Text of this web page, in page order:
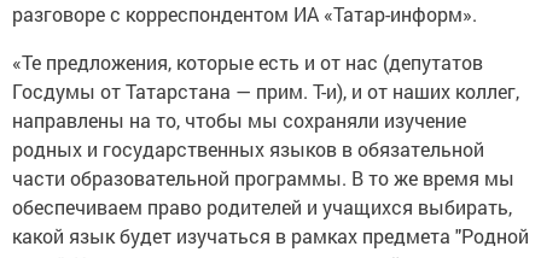
разговоре с корреспондентом ИА «Татар-информ».
«Те предложения, которые есть и от нас (депутатов
Госдумы от Татарстана — прим. Т-и), и от наших коллег,
направлены на то, чтобы мы сохраняли изучение
родных и государственных языков в обязательной
части образовательной программы. В то же время мы
обеспечиваем право родителей и учащихся выбирать,
какой язык будет изучаться в рамках предмета "Родной